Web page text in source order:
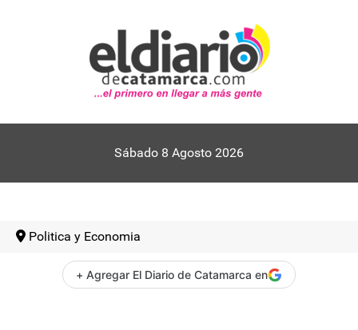
Sábado 8 Agosto 2026
Politica y Economia
+ Agregar El Diario de Catamarca en